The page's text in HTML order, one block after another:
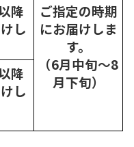
降
し
ご指定の時期
にお届けしま
す。
（6月中旬～8
月下旬）
降
し